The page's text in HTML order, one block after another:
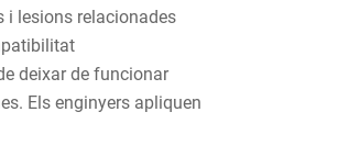
i lesions relacionades
deixar de funcionar
Els enginyers apliquen